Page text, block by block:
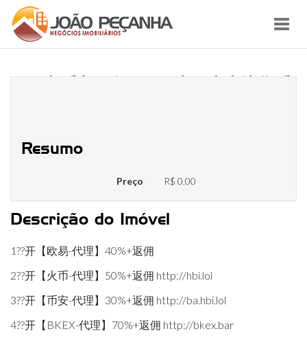
Resumo
Preço R$ 0,00
Descrição do Imóvel
1??开【欧易-代理】40%+返佣
2??开【火币-代理】50%+返佣 http://hbi.lol
3??开【币安-代理】30%+返佣 http://ba.hbi.lol
4??开【BKEX-代理】70%+返佣 http://bkex.bar